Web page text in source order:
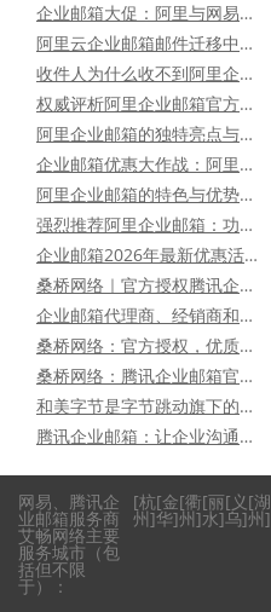
企业邮箱大促：阿里与网易的优惠大比拼，桑桥网络推荐！
阿里云企业邮箱邮件迁移中需要注意的问题事项
收件人为什么收不到阿里企业邮箱发过来的电子邮件？
权威评析阿里企业邮箱官方授权桑桥网络最新优惠促销政策：详解标准版5用户超值优惠（买二送二、买三送三、买五送五），助力企业邮件通信稳定高效
阿里企业邮箱的独特亮点与推荐理由：桑桥网络带来优惠与服务
企业邮箱优惠大作战：阿里与网易谁更值？桑桥网络来支招！
阿里企业邮箱的特色与优势：为什么选择桑桥网络代理购买？
强烈推荐阿里企业邮箱：功能强大、价格优惠、迁移无忧
企业邮箱2026年最新优惠活动：以5用户为例，怎么选更划算？
桑桥网络｜官方授权腾讯企业邮箱，专业定制全方位服务保障
企业邮箱代理商、经销商和服务商这三者有什么区别？
桑桥网络：官方授权，优质优惠，打造企业腾讯邮箱首选方案
桑桥网络：腾讯企业邮箱官方授权，优惠定制全方位服务专家
和美字节是字节跳动旗下的吗？两者有什么关系？
腾讯企业邮箱：让企业沟通更安全、更高效
网易、腾讯企
业邮箱服务商
艾畅网络主要
服务城市（包
括但不限
于）：
[杭
州]
[金
华]
[衢
州]
[丽
水]
[ 义
乌]
[湖
州]